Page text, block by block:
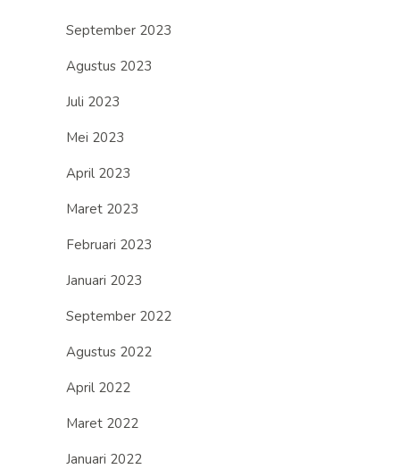
September 2023
Agustus 2023
Juli 2023
Mei 2023
April 2023
Maret 2023
Februari 2023
Januari 2023
September 2022
Agustus 2022
April 2022
Maret 2022
Januari 2022